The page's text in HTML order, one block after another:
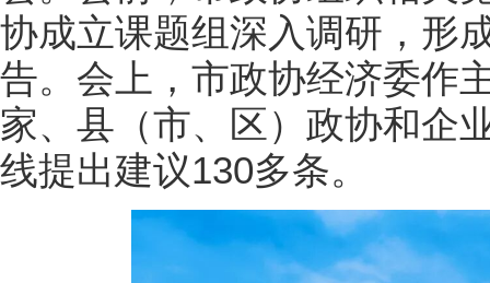
协成立课题组深入调研，形
告。会上，市政协经济委作
家、县（市、区）政协和企
线提出建议130多条。